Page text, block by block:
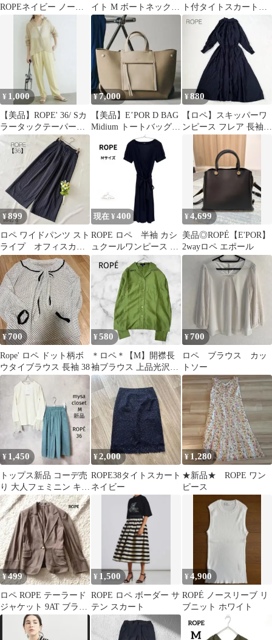
ROPEネイビー ノース
リーブ フリルドレス風
ワンピース
イト M ボートネック 5
分袖 無地 A-girls
ト付タイトスカート
ミモレ丈 スリット
美スタイル
¥ 1,000
【美品】ROPE' 36/ Sカ
ラータックテーパード
パンツ ライムイエロー
¥ 7,000
【美品】E’POR D BAG
Midium トートバッグ
¥880
【ロペ】スキッパーワ
ンピース フレア 長袖
ドロスト 綿混 フェミニ
ン 紺 美品
¥899
ロペ ワイドパンツ スト
ライプ オフィスカジ
ュアル ネイビー 36 S
現在 ¥ 400
ROPE ロペ 半袖 カシ
ュクールワンピース ネ
イビー M
¥4,699
美品◎ROPÉ【E'POR】
2wayロペ エポール
¥700
Rope' ロペ ドット柄ボ
ウタイブラウス 長袖 38
¥580
＊ロペ＊【M】開襟長
袖ブラウス 上品光沢シ
ャンタン生地 オフィ
スカジュアル
¥ 700
ロペ ブラウス カッ
トソー
¥ 1,450
トップス新品 コーデ売
り 大人フェミニン キレ
イめ ロペ スカートセッ
ト MS
¥2,000
ROPE38タイトスカート
ネイビー
¥ 1,280
★新品★ ROPE ワン
ピース
¥499
ロペ ROPE テーラード
ジャケット 9AT ブラウ
ン 綿ポリ
¥ 1,500
ROPE ロペ ボーダー サ
テン スカート
¥4,900
ROPÉ ノースリーブ リ
ブニット ホワイト